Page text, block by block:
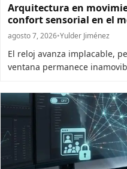
Arquitectura en
confort sensorial en el
agosto 7, 2026•Yulder Jiménez
El reloj avanza implacable,
ventana permanece